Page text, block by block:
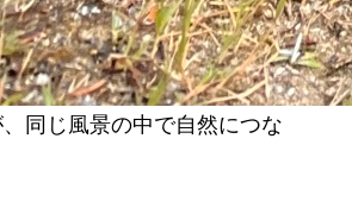
同じ風景の中で自然につな